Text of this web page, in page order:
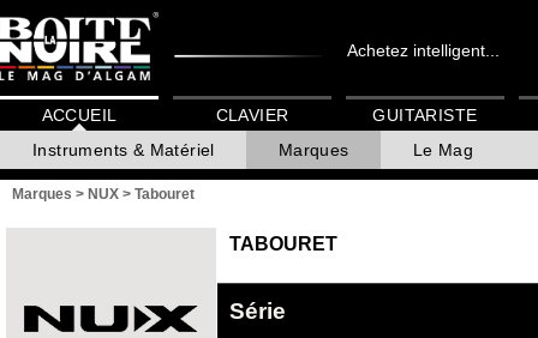
Achetez intelligent...
ACCUEIL
Instruments & Matériel
Marques Le Mag
CLAVIER GUITARISTE
Marques > NUX > Tabouret
TABOURET
Série